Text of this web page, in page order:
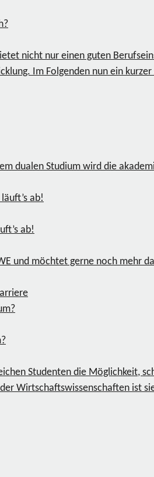
nicht nur einen guten
Im Folgenden nun ein kurzer
dualen Studium wird die
ab!
und möchtet gerne noch mehr
Studenten die Möglichkeit,
Wirtschaftswissenschaften ist